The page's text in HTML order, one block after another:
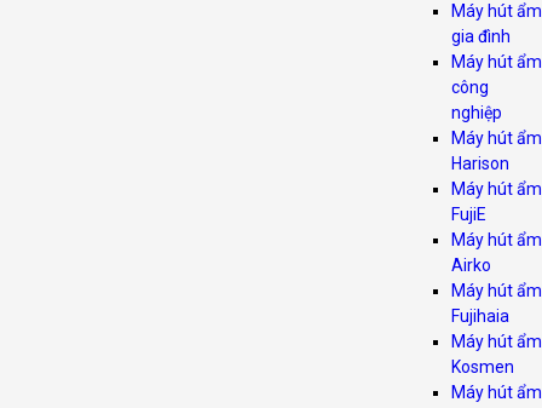
Máy hút ẩm
gia đình
Máy hút ẩm
công
nghiệp
Máy hút ẩm
Harison
Máy hút ẩm
FujiE
Máy hút ẩm
Airko
Máy hút ẩm
Fujihaia
Máy hút ẩm
Kosmen
Máy hút ẩm